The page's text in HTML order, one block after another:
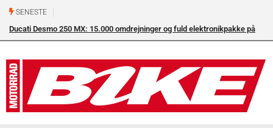
SENESTE
Ducati Desmo 250 MX: 15.000 omdrejninger og fuld elektronikpakke på